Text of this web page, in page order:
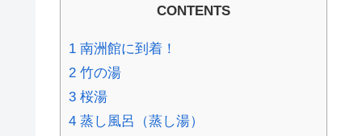
CONTENTS
1 南洲館に到着！
2 竹の湯
3 桜湯
4 蒸し風呂（蒸し湯）